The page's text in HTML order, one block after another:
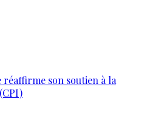
son soutien à la